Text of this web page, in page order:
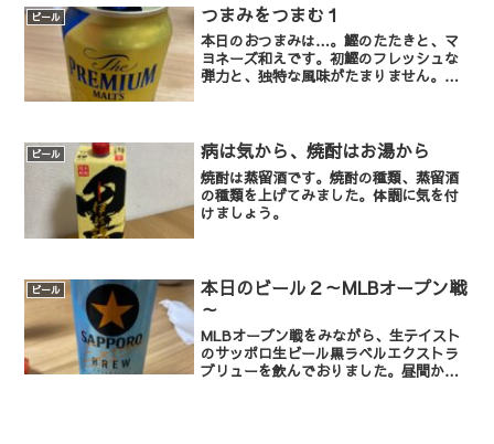
ビール つまみをつまむ１
本日のおつまみは…。鰹のたたきと、マ
ヨネーズ和えです。初鰹のフレッシュな
弾力と、独特な風味がたまりません。よ
ビール 病は気から、焼酎はお湯から
焼酎は蒸留酒です。焼酎の種類、蒸留酒
の種類を上げてみました。体調に気を付
けましょう。
ビール
本日のビール２～MLBオープン戦
～
MLBオープン戦をみながら、生テイスト
のサッポロ生ビール黒ラベルエクストラ
ブリューを飲んでおりました。昼間から